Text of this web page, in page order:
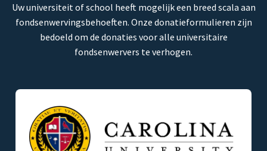
Uw universiteit of school heeft mogelijk een breed scala aan
fondsenwervingsbehoeften. Onze donatieformulieren zijn
bedoeld om de donaties voor alle universitaire
fondsenwervers te verhogen.